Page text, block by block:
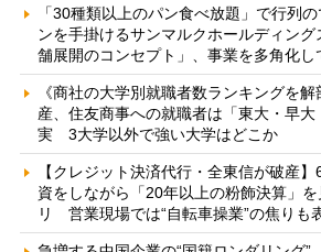
「30種類以上のパン食べ放題」で行列
ンを手掛けるサンマルクホールディン
舗展開のコンセプト」、事業を多角化し
《商社の大学別就職者数ランキングを
産、住友商事への就職者は「東大・早大
実 3大学以外で強い大学はどこか
【クレジット決済代行・全東信が破産
資をしながら「20年以上の粉飾決算」
リ 営業現場では“自転車操業”の焦りも